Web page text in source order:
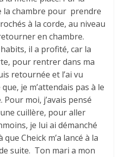
la chambre pour prendre
à la corde, au niveau
en chambre.
il a profité, car la
pour rentrer dans ma
retournée et l’ai vu
je m’attendais pas à le
moi, j’avais pensé
cuillère, pour aller
je lui ai démanché
que Cheick m’a lancé à la
suite. Ton mari a mon